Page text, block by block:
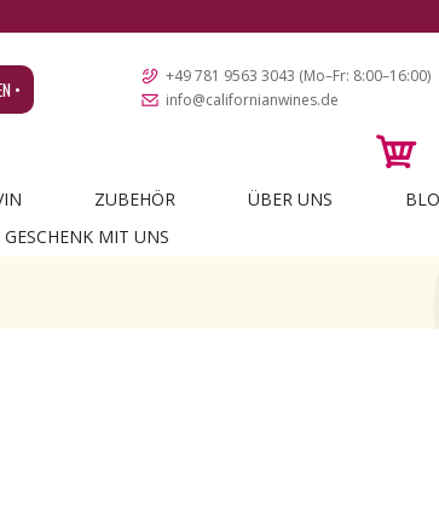
•
+49 781 9563 3043 (Mo–Fr: 8:00–16:00)
info@californianwines.de
ZUBEHÖR ÜBER UNS
MIT UNS